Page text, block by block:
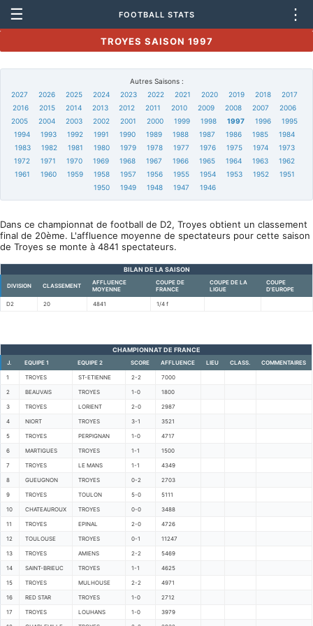
☰ FOOTBALL STATS ⋮
TROYES SAISON 1997
Autres Saisons :
2027
2026 2025 2024 2023 2022 2021 2020 2019 2018
2017
2016
2015 2014 2013 2012 2011 2010 2009 2008 2007
2006
2005
2004 2003 2002 2001 2000 1999 1998 1997 1996
1995
1994
1993 1992 1991 1990 1989 1988 1987 1986 1985
1984
1983
1982 1981 1980 1979 1978 1977 1976 1975 1974
1973
1972
1971 1970 1969 1968 1967 1966 1965 1964 1963
1962
1961
1960 1959 1958 1957 1956 1955 1954 1953 1952
1951
1950
1949 1948 1947 1946
Dans ce championnat de football de D2, Troyes obtient un classement
final de 20ème. L'affluence moyenne de spectateurs pour cette saison
de Troyes se monte à 4841 spectateurs.
BILAN DE LA SAISON
DIVISION CLASSEMENT
AFFLUENCE
MOYENNE
COUPE DE
FRANCE
COUPE DE LA
LIGUE
COUPE
D'EUROPE
D2 20 4841 1/4 f
CHAMPIONNAT DE FRANCE
J. EQUIPE 1 EQUIPE 2 SCORE AFFLUENCE LIEU CLASS. COMMENTAIRES
1 TROYES ST-ETIENNE 2-2 7000
2 BEAUVAIS TROYES 1-0 1800
3 TROYES LORIENT 2-0 2987
4 NIORT TROYES 3-1 3521
5 TROYES PERPIGNAN 1-0 4717
6 MARTIGUES TROYES 1-1 1500
7 TROYES LE MANS 1-1 4349
8 GUEUGNON TROYES 0-2 2703
9 TROYES TOULON 5-0 5111
10 CHATEAUROUX TROYES 0-0 3488
11 TROYES EPINAL 2-0 4726
12 TOULOUSE TROYES 0-1 11247
13 TROYES AMIENS 2-2 5469
14 SAINT-BRIEUC TROYES 1-1 4625
15 TROYES MULHOUSE 2-2 4971
16 RED STAR TROYES 1-0 2712
17 TROYES LOUHANS 1-0 3979